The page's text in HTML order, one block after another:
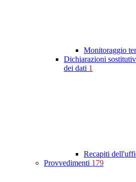
Monitoraggio
Dichiarazioni
dei dati 1
Recapiti
Provvedimenti 179